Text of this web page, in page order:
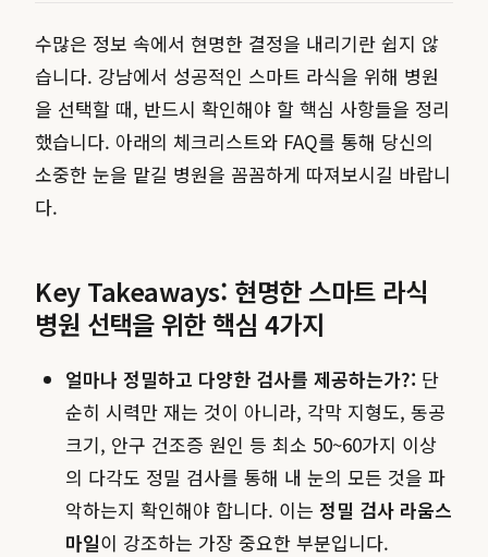
수많은 정보 속에서 현명한 결정을 내리기란 쉽지 않
습니다. 강남에서 성공적인 스마트 라식을 위해 병원
을 선택할 때, 반드시 확인해야 할 핵심 사항들을 정리
했습니다. 아래의 체크리스트와 FAQ를 통해 당신의
소중한 눈을 맡길 병원을 꼼꼼하게 따져보시길 바랍니
다.
Key Takeaways: 현명한 스마트 라식
병원 선택을 위한 핵심 4가지
얼마나 정밀하고 다양한 검사를 제공하는가?: 단
순히 시력만 재는 것이 아니라, 각막 지형도, 동공
크기, 안구 건조증 원인 등 최소 50~60가지 이상
의 다각도 정밀 검사를 통해 내 눈의 모든 것을 파
악하는지 확인해야 합니다. 이는 정밀 검사 라움스
마일이 강조하는 가장 중요한 부분입니다.